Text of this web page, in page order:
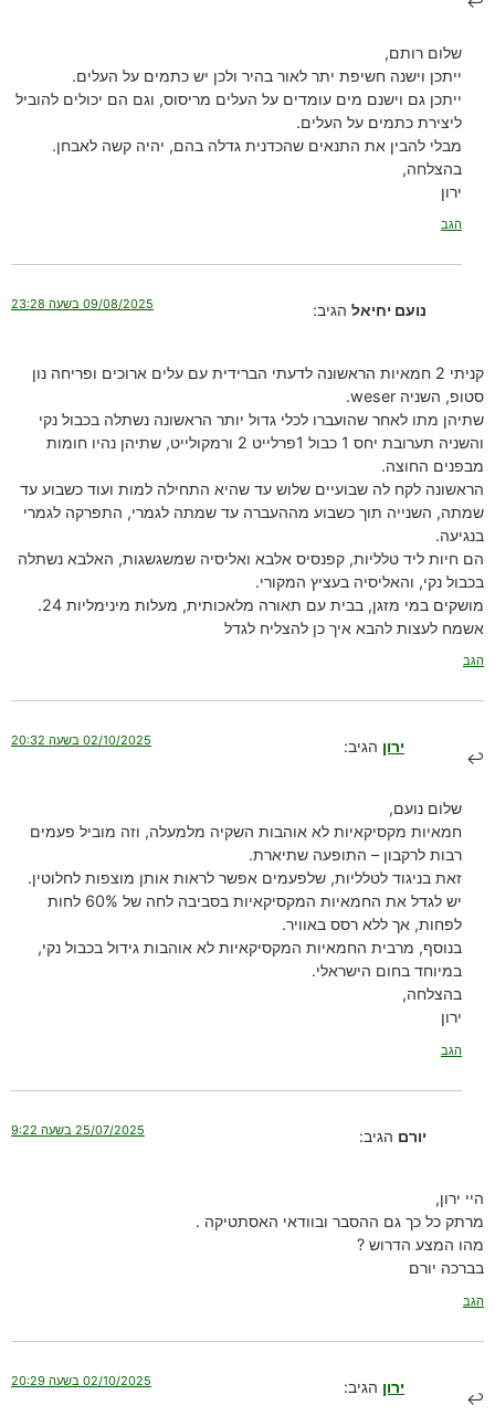
שלום רותם,
ייתכן וישנה חשיפת יתר לאור בהיר ולכן יש כתמים על העלים.
ייתכן גם וישנם מים עומדים על העלים מריסוס, וגם הם יכולים להוביל
ליצירת כתמים על העלים.
מבלי להבין את התנאים שהכדנית גדלה בהם, יהיה קשה לאבחן.
בהצלחה,
ירון
הגב
נועם יחיאל הגיב: 09/08/2025 בשעה 23:28
קניתי 2 חמאיות הראשונה לדעתי הברידית עם עלים ארוכים ופריחה נון
סטופ, השניה weser.
שתיהן מתו לאחר שהועברו לכלי גדול יותר הראשונה נשתלה בכבול נקי
והשניה תערובת יחס 1 כבול 1פרלייט 2 ורמקולייט, שתיהן נהיו חומות
מבפנים החוצה.
הראשונה לקח לה שבועיים שלוש עד שהיא התחילה למות ועוד כשבוע עד
שמתה, השנייה תוך כשבוע מההעברה עד שמתה לגמרי, התפרקה לגמרי
בנגיעה.
הם חיות ליד טלליות, קפנסיס אלבא ואליסיה שמשגשגות, האלבא נשתלה
בכבול נקי, והאליסיה בעציץ המקורי.
מושקים במי מזגן, בבית עם תאורה מלאכותית, מעלות מינימליות 24.
אשמח לעצות להבא איך כן להצליח לגדל
הגב
ירון הגיב: 02/10/2025 בשעה 20:32
שלום נועם,
חמאיות מקסיקאיות לא אוהבות השקיה מלמעלה, וזה מוביל פעמים
רבות לרקבון – התופעה שתיארת.
זאת בניגוד לטלליות, שלפעמים אפשר לראות אותן מוצפות לחלוטין.
יש לגדל את החמאיות המקסיקאיות בסביבה לחה של 60% לחות
לפחות, אך ללא רסס באוויר.
בנוסף, מרבית החמאיות המקסיקאיות לא אוהבות גידול בכבול נקי,
במיוחד בחום הישראלי.
בהצלחה,
ירון
הגב
יורם הגיב: 25/07/2025 בשעה 9:22
היי ירון,
מרתק כל כך גם ההסבר ובוודאי האסתטיקה .
מהו המצע הדרוש ?
בברכה יורם
הגב
ירון הגיב: 02/10/2025 בשעה 20:29